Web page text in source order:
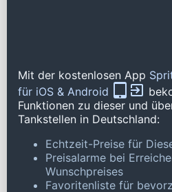
Mit der kostenlosen App
für iOS & Android
Funktionen zu dieser und
Tankstellen in Deutschland:
Echtzeit-Preise für
Preisalarme bei
Wunschpreises
Favoritenliste für